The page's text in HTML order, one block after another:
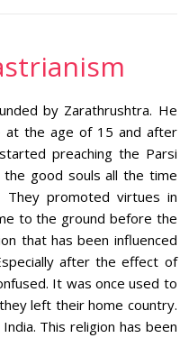
by Zarathrushtra. He
at the age of 15 and after
preaching the Parsi
good souls all the time
They promoted virtues in
to the ground before the
that has been influenced
after the effect of
It was once used to
left their home country.
This religion has been